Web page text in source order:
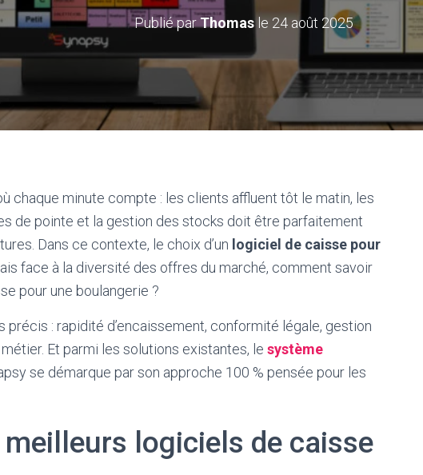
Publié parThomas le 24 août 2025
chaque minute compte : les clients affluent tôt le matin, les
de pointe et la gestion des stocks doit être parfaitement
Dans ce contexte, le choix d’un logiciel de caisse pour
face à la diversité des offres du marché, comment savoir
pour une boulangerie ?
: rapidité d’encaissement, conformité légale, gestion
Et parmi les solutions existantes, le système
se démarque par son approche 100 % pensée pour les
logiciels de caisse